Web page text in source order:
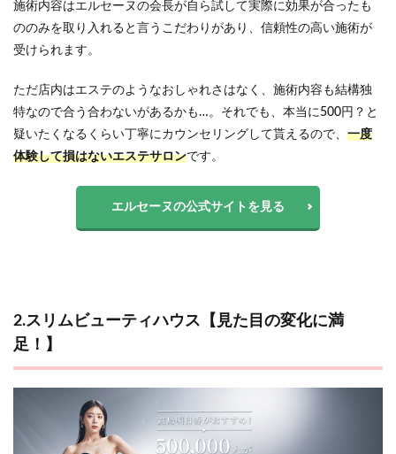
施術内容はエルセーヌの会長が自ら試して実際に効果が合ったも
ののみを取り入れると言うこだわりがあり、信頼性の高い施術が
受けられます。
ただ店内はエステのようなおしゃれさはなく、施術内容も結構独
特なので合う合わないがあるかも…。それでも、本当に500円？と
疑いたくなるくらい丁寧にカウンセリングして貰えるので、 一度
体験して損はないエステサロンです。
エルセーヌの公式サイトを見る
2.スリムビューティハウス【見た目の変化に満
足！】